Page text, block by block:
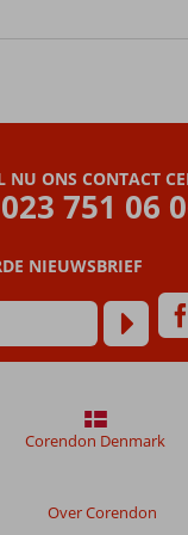
NU ONS CONTACT
023 751 06
NIEUWSBRIEF
Over Corendon
Corendon Denmark